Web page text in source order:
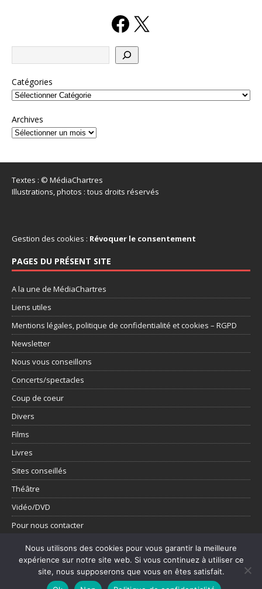
Catégories
Archives
Textes : © MédiaChartres
Illustrations, photos : tous droits réservés
Gestion des cookies : Révoquer le consentement
PAGES DU PRÉSENT SITE
A la une de MédiaChartres
Liens utiles
Mentions légales, politique de confidentialité et cookies – RGPD
Newsletter
Nous vous conseillons
Concerts/spectacles
Coup de coeur
Divers
Films
Livres
Sites conseillés
Théâtre
Vidéo/DVD
Pour nous contacter
Présentation
Tous les articles
Nous utilisons des cookies pour vous garantir la meilleure
expérience sur notre site web. Si vous continuez à utiliser ce
site, nous supposerons que vous en êtes satisfait.